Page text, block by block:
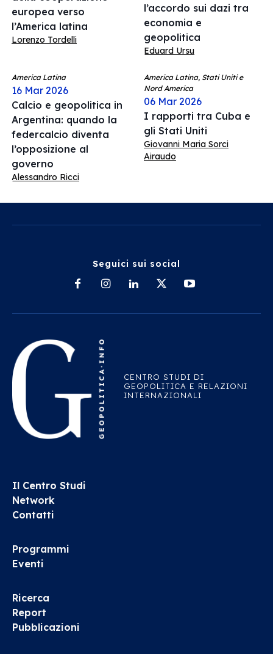
europea verso
l’America latina
Lorenzo Tordelli
l’accordo sui dazi tra
economia e
geopolitica
Eduard Ursu
America Latina
16 Mar 2026
Calcio e geopolitica in
Argentina: quando la
federcalcio diventa
l’opposizione al
governo
Alessandro Ricci
America Latina, Stati Uniti e
Nord America
06 Mar 2026
I rapporti tra Cuba e
gli Stati Uniti
Giovanni Maria Sorci
Airaudo
Seguici sui social
CENTRO STUDI DI
GEOPOLITICA E RELAZIONI
INTERNAZIONALI
Il Centro Studi
Network
Contatti
Programmi
Eventi
Ricerca
Report
Pubblicazioni